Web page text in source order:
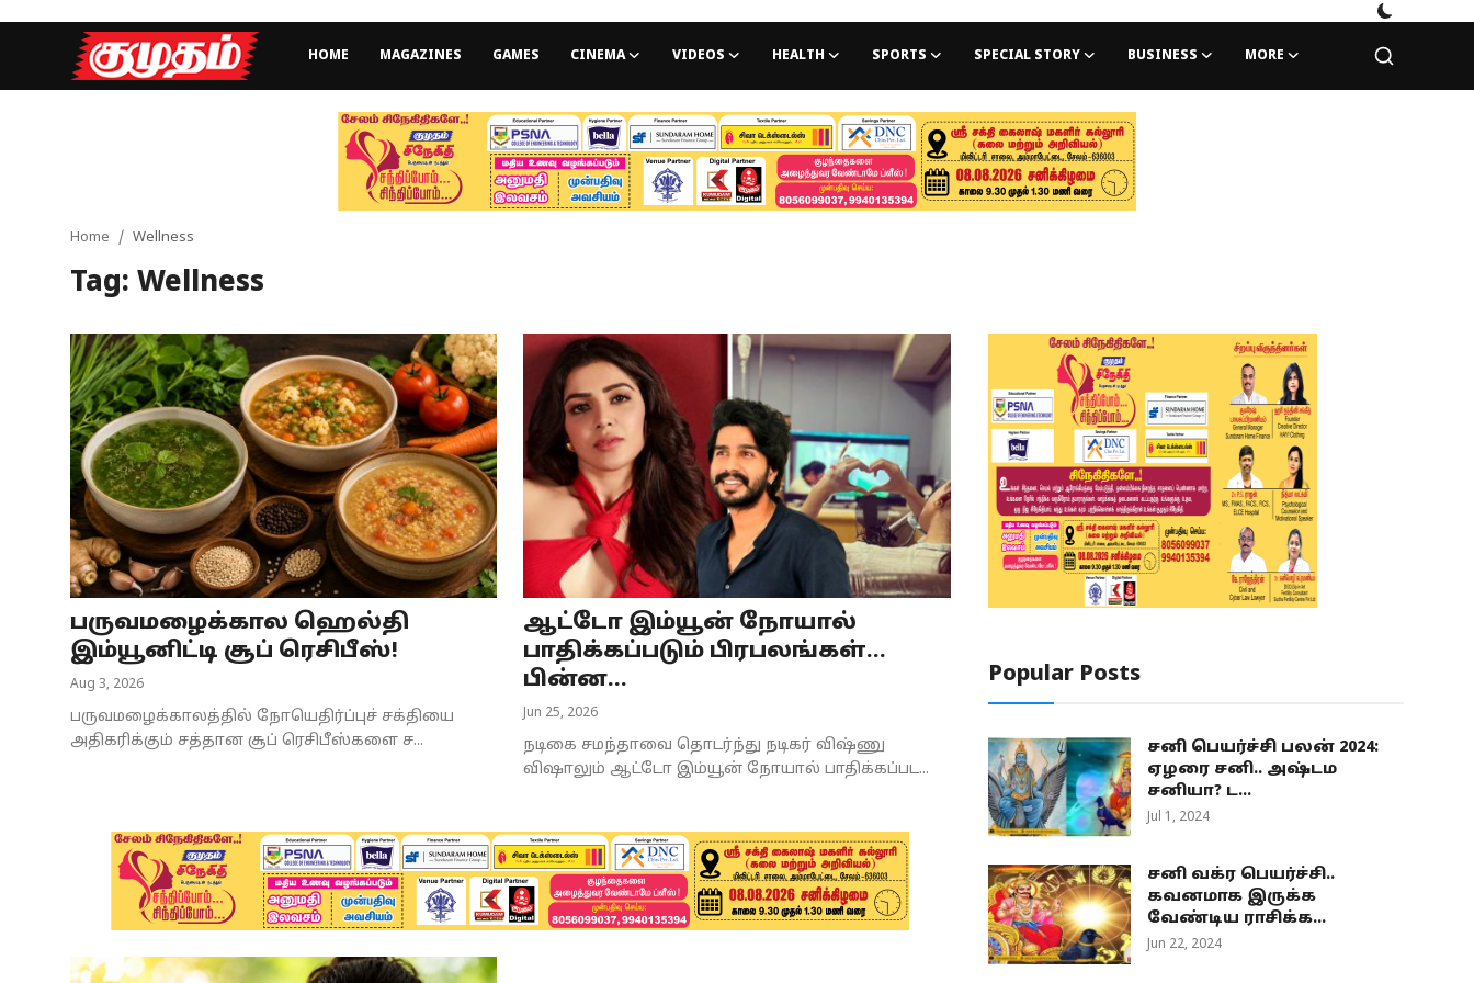
HOME MAGAZINES GAMES CINEMA VIDEOS HEALTH SPORTS SPECIAL STORY BUSINESS MORE
Games
Videos
Health
Special Story
Business
Tamilnadu
National
Home Wellness
Tag: Wellness
பருவமழைக்கால ஹெல்தி
இம்யூனிட்டி சூப் ரெசிபீஸ்!
Aug 3, 2026
பருவமழைக்காலத்தில் நோயெதிர்ப்புச் சக்தியை
அதிகரிக்கும் சத்தான சூப் ரெசிபீஸ்களை ச...
ஆட்டோ இம்யூன் நோயால்
பாதிக்கப்படும் பிரபலங்கள்...
பின்ன...
Jun 25, 2026
நடிகை சமந்தாவை தொடர்ந்து நடிகர் விஷ்ணு
விஷாலும் ஆட்டோ இம்யூன் நோயால் பாதிக்கப்பட...
Popular Posts
சனி பெயர்ச்சி பலன் 2024:
ஏழரை சனி.. அஷ்டம
சனியா? ட...
Jul 1, 2024
சனி வக்ர பெயர்ச்சி..
கவனமாக இருக்க
வேண்டிய ராசிக்க...
Jun 22, 2024